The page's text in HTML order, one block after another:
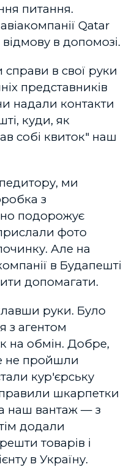
питання.
Qatar
в допомозі.
в свої руки
представників
надали контакти
куди, як
собі квиток" наш
ми
з
подорожує
фото
Але на
в Будапешті
допомагати.
руки. Було
з агентом
на обмін. Добре,
не пройшли
кур'єрську
шкарпетки
наш вантаж — з
додали
товарів і
в Україну.